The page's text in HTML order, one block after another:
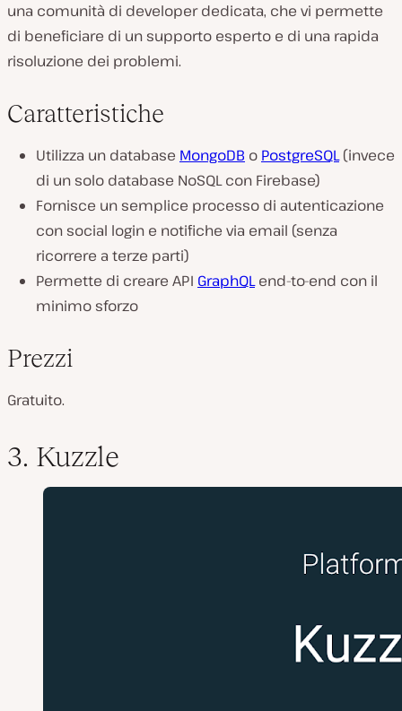
una comunità di developer dedicata, che vi permette
di beneficiare di un supporto esperto e di una rapida
risoluzione dei problemi.
Caratteristiche
Utilizza un database MongoDB o PostgreSQL(invece
di un solo database NoSQL con Firebase)
Fornisce un semplice processo di autenticazione
con social login e notifiche via email (senza
ricorrere a terze parti)
Permette di creare API GraphQLend-to-end con il
minimo sforzo
Prezzi
Gratuito.
3. Kuzzle